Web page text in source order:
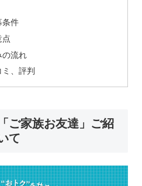
条件
点
の流れ
、評判
ご家族お友達」ご紹
て